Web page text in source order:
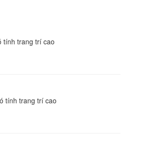
tính trang trí cao
tính trang trí cao